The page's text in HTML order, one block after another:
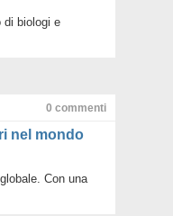
di biologi e
0 commenti
nel mondo
Con una